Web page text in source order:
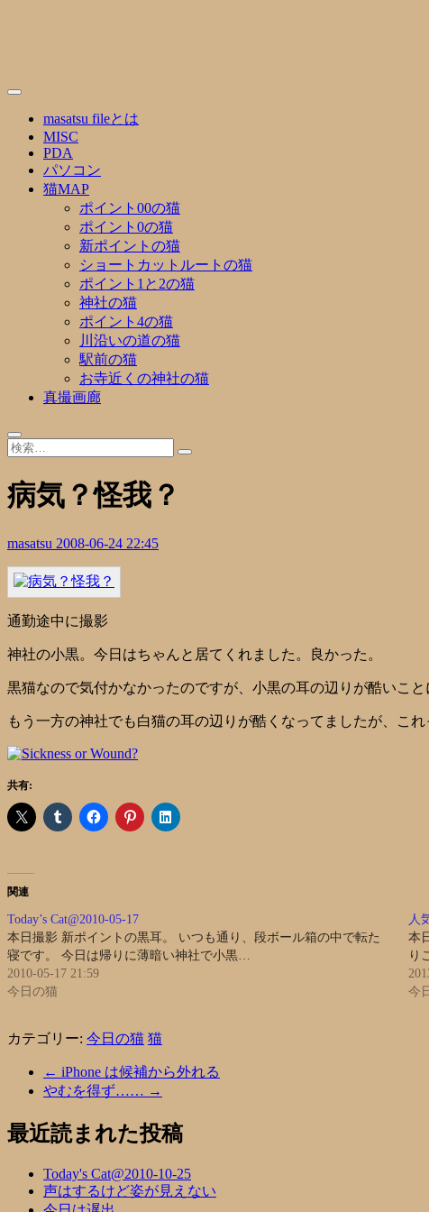
masatsu fileとは
MISC
PDA
パソコン
猫MAP
ポイント00の猫
ポイント0の猫
新ポイントの猫
ショートカットルートの猫
ポイント1と2の猫
神社の猫
ポイント4の猫
川沿いの道の猫
駅前の猫
お寺近くの神社の猫
真撮画廊
病気？怪我？
masatsu 2008-06-24 22:45
通勤途中に撮影
神社の小黒。今日はちゃんと居てくれました。良かった。
黒猫なので気付かなかったのですが、小黒の耳の辺りが酷いこと
もう一方の神社でも白猫の耳の辺りが酷くなってましたが、こ
共有:
関連
Today’s Cat@2010-05-17
本日撮影 新ポイントの黒耳。 いつも通り、段ボール箱の中で転た
寝です。 今日は帰りに薄暗い神社で小黒…
2010-05-17 21:59
今日の猫
人
本
り
今
カテゴリー: 今日の猫 猫
← iPhone は候補から外れる
やむを得ず…… →
最近読まれた投稿
Today's Cat@2010-10-25
声はするけど姿が見えない